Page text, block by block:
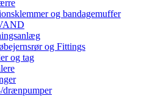
og bandagemuffer
og Fittings
og tag